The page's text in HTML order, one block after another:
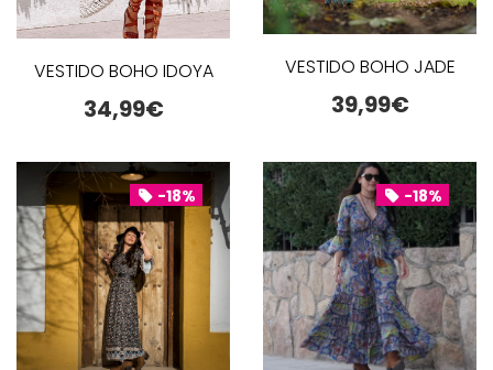
VESTIDO BOHO IDOYA
34,99€
VESTIDO BOHO JADE
39,99€
-18% -18%